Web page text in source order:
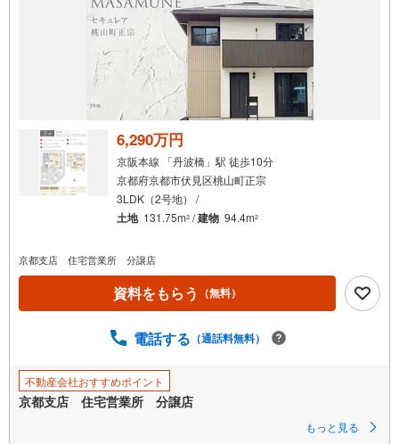
6,290万円
京阪本線 「丹波橋」駅 徒歩10分
京都府京都市伏見区桃山町正宗
3LDK（2号地） /
土地 131.75m2 /建物 94.4m2
京都支店 住宅営業所 分譲店
資料をもらう （無料）
電話する （通話料無料）
不動産会社おすすめポイント
京都支店 住宅営業所 分譲店
もっと見る